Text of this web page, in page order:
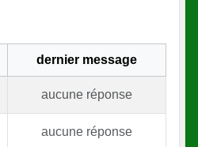
dernier message
aucune réponse
aucune réponse